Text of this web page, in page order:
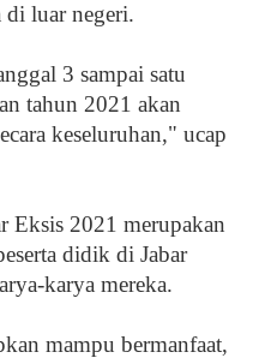
di luar negeri.
3 sampai satu
tahun 2021 akan
keseluruhan," ucap
Eksis 2021 merupakan
didik di Jabar
karya mereka.
mampu bermanfaat,